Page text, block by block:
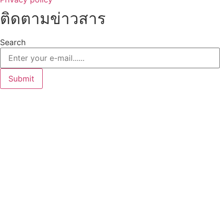
ติดตามข่าวสาร
Search
Submit